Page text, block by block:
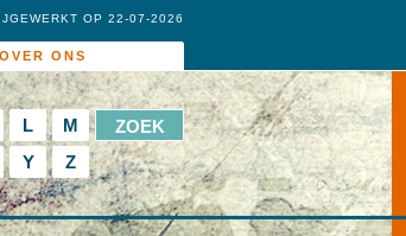
OVER ONS
OP 22-07-2026
L
M
Y Z